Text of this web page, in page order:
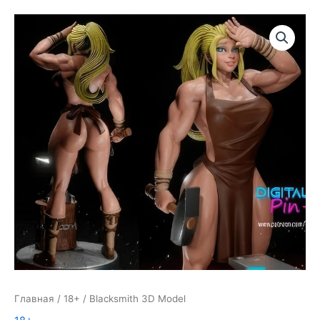
Главная / 18+ / Blacksmith 3D Model